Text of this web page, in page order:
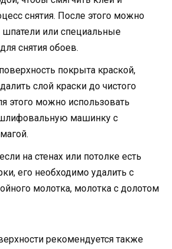
снятия. После этого можно
шпатели или специальные
снятия обоев.
покрыта краской,
слой краски до чистого
этого можно использовать
машинку с
если на стенах или потолке есть
его необходимо удалить с
молотка, молотка с долотом
рекомендуется также